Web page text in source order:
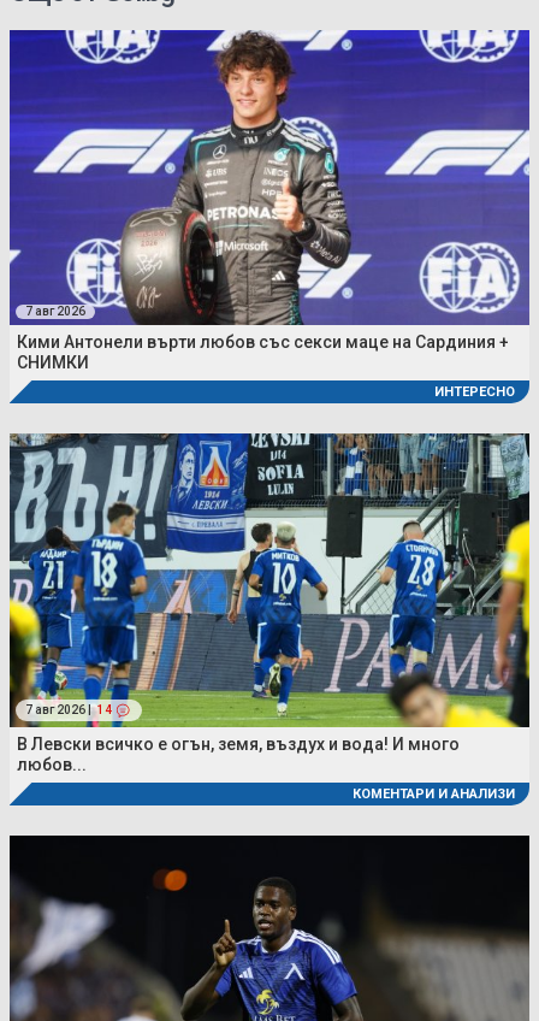
7 авг 2026
Кими Антонели върти любов със секси маце на Сардиния +
СНИМКИ
ИНТЕРЕСНО
7 авг 2026 | 14
В Левски всичко е огън, земя, въздух и вода! И много
любов...
КОМЕНТАРИ И АНАЛИЗИ